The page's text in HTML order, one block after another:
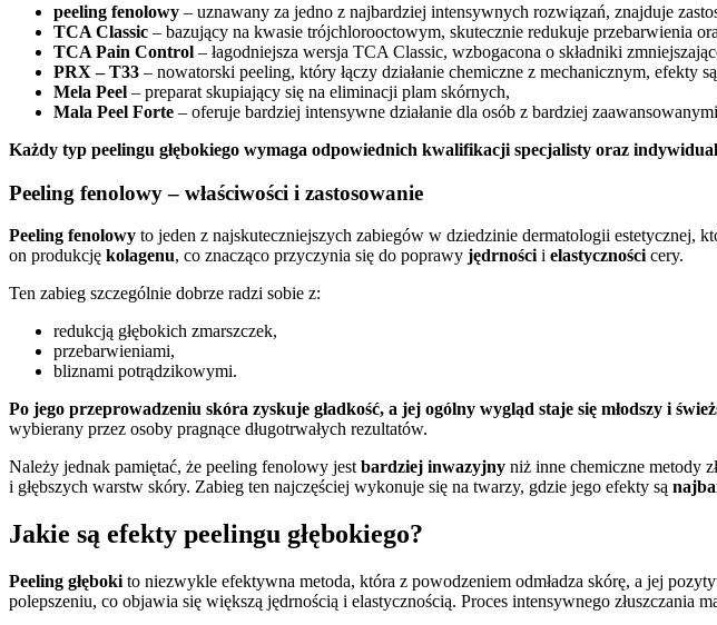
peeling fenolowy – uznawany za jedno z najbardziej intensywnych rozwiązań, znajduje
TCA Classic – bazujący na kwasie trójchlorooctowym, skutecznie redukuje przebarwienia
TCA Pain Control – łagodniejsza wersja TCA Classic, wzbogacona o składniki
PRX – T33 – nowatorski peeling, który łączy działanie chemiczne z mechanicznym, efekty
Mela Peel – preparat skupiający się na eliminacji plam skórnych,
Mala Peel Forte – oferuje bardziej intensywne działanie dla osób z bardziej
Każdy typ peelingu głębokiego wymaga odpowiednich kwalifikacji specjalisty oraz
Peeling fenolowy – właściwości i zastosowanie
Peeling fenolowy to jeden z najskuteczniejszych zabiegów w dziedzinie dermatologii estetycznej,
on produkcję kolagenu, co znacząco przyczynia się do poprawy jędrności i elastyczności cery.
Ten zabieg szczególnie dobrze radzi sobie z:
redukcją głębokich zmarszczek,
przebarwieniami,
bliznami potrądzikowymi.
Po jego przeprowadzeniu skóra zyskuje gładkość, a jej ogólny wygląd staje się młodszy i
wybierany przez osoby pragnące długotrwałych rezultatów.
Należy jednak pamiętać, że peeling fenolowy jest bardziej inwazyjny niż inne chemiczne metody
i głębszych warstw skóry. Zabieg ten najczęściej wykonuje się na twarzy, gdzie jego efekty są
Jakie są efekty peelingu głębokiego?
Peeling głęboki to niezwykle efektywna metoda, która z powodzeniem odmładza skórę, a jej
polepszeniu, co objawia się większą jędrnością i elastycznością. Proces intensywnego złuszczania